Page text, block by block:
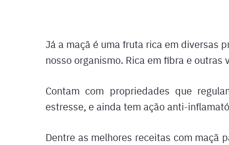
Já a maçã é uma fruta rica em diversas
nosso organismo. Rica em fibra e outras
Contam com propriedades que
estresse, e ainda tem ação anti-
Dentre as melhores receitas com maçã